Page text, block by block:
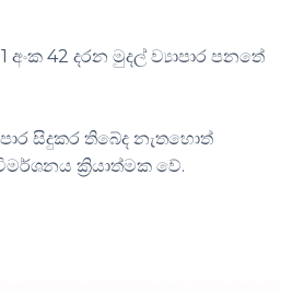
42 දරන මුදල් ව්‍යාපාර පනතේ
සිදුකර තිබේද නැතහොත්
ක්‍රියාත්මක වේ.